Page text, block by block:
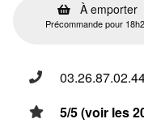
À emporter
Précommande pour
5/5 (voir les